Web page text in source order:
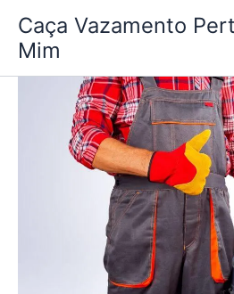
para
conteúdo
Caça Vazamento
Mim